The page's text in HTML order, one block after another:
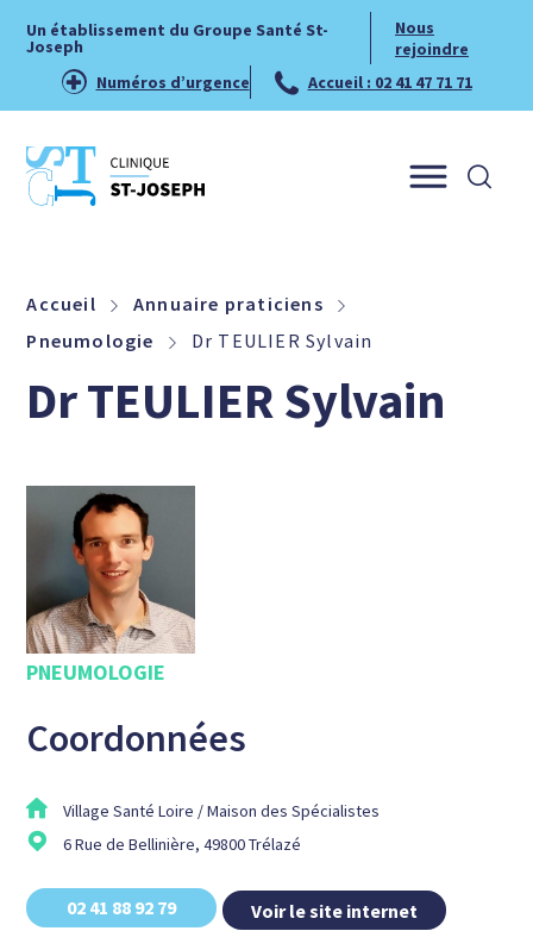
Un établissement du Groupe Santé St-
Joseph
Nous
rejoindre
Numéros d’urgence
Accueil : 02 41 47 71 71
Accueil
Annuaire praticiens
Pneumologie
Dr TEULIER Sylvain
Dr TEULIER Sylvain
PNEUMOLOGIE
Coordonnées
Village Santé Loire / Maison des Spécialistes
6 Rue de Bellinière, 49800 Trélazé
02 41 88 92 79 Voir le site internet